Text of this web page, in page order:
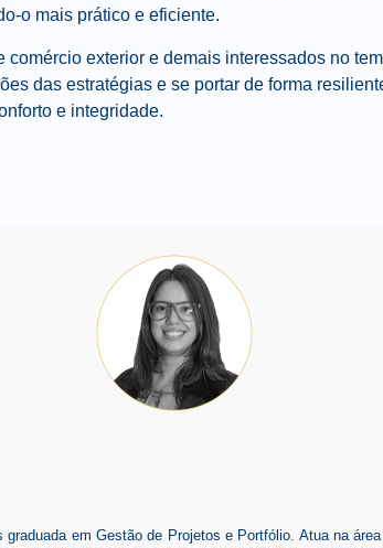
o mais prático e eficiente.
exterior e demais interessados no
das estratégias e se portar de forma
e integridade.
graduada em Gestão de Projetos e Portfólio. Atua na